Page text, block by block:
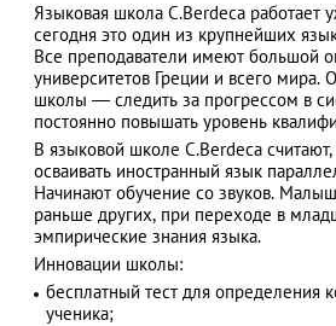
АЗАД
Языковая школа C.Berdeca работает
сегодня это один из крупнейших
Все преподаватели имеют большой
университетов Греции и всего мира.
школы — следить за прогрессом в
постоянно повышать уровень
В языковой школе C.Berdeca
осваивать иностранный язык
Начинают обучение со звуков.
раньше других, при переходе в
эмпирические знания языка.
Инновации школы:
бесплатный тест для определения
ученика;